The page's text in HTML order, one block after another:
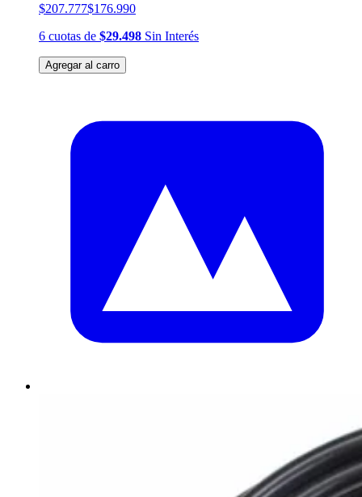
$207.777$176.990
6 cuotas de $29.498 Sin Interés
Agregar al carro